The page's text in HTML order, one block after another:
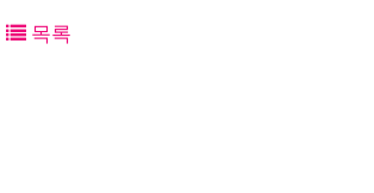
목록